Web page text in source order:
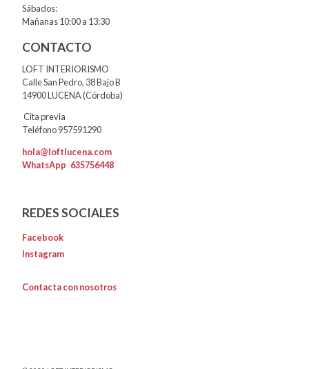
Sábados:
Mañanas 10:00 a 13:30
CONTACTO
LOFT INTERIORISMO
Calle San Pedro, 38 Bajo B
14900 LUCENA (Córdoba)
Cita previa
Teléfono 957591290
hola@loftlucena.com
WhatsApp 635756448
REDES SOCIALES
Facebook
Instagram
Contacta con nosotros